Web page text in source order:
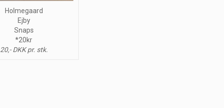
Holmegaard
Ejby
Snaps
*20kr
20,- DKK pr. stk.